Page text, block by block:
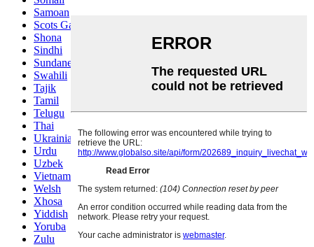
Samoan
Scots Gaelic
Shona
Sindhi
Sundanese
Swahili
Tajik
Tamil
Telugu
Thai
Ukrainian
Urdu
Uzbek
Vietnamese
Welsh
Xhosa
Yiddish
Yoruba
Zulu